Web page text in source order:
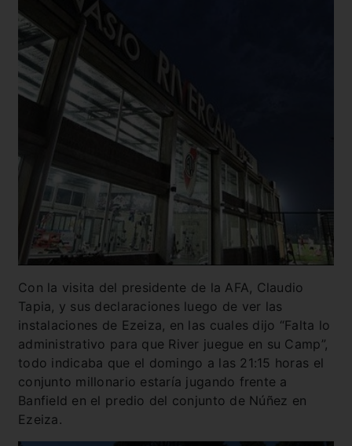
Con la visita del presidente de la AFA, Claudio
Tapia, y sus declaraciones luego de ver las
instalaciones de Ezeiza, en las cuales dijo “Falta lo
administrativo para que River juegue en su Camp”,
todo indicaba que el domingo a las 21:15 horas el
conjunto millonario estaría jugando frente a
Banfield en el predio del conjunto de Núñez en
Ezeiza.